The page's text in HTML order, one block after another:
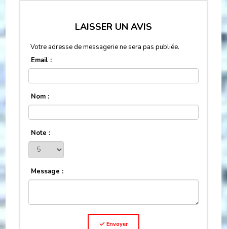
LAISSER UN AVIS
Votre adresse de messagerie ne sera pas publiée.
Email :
Nom :
Note :
Message :
Envoyer